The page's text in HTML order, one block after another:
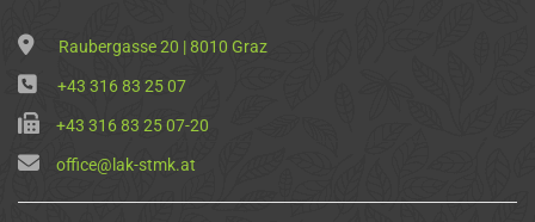
Raubergasse 20 | 8010 Graz
+43 316 83 25 07
+43 316 83 25 07-20
office@lak-stmk.at